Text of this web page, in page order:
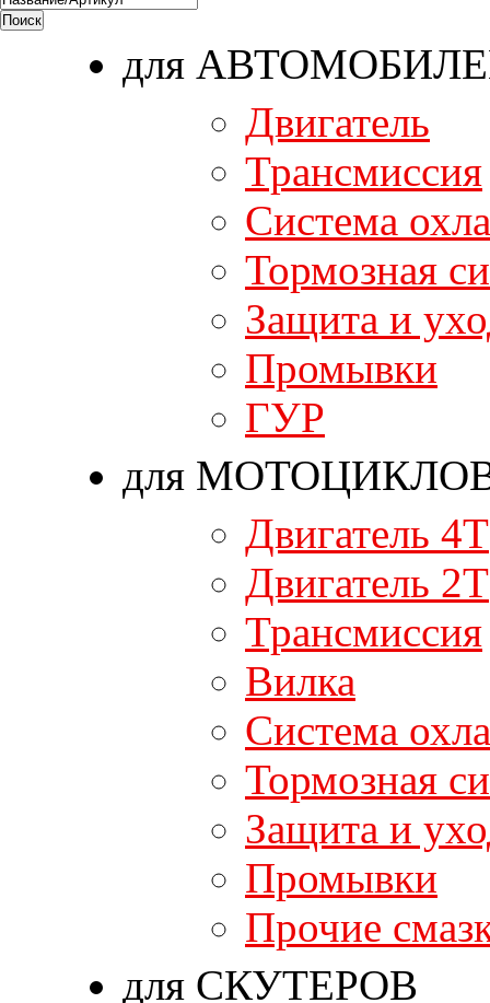
для
Двигатель
Трансмиссия
Система
Тормозная
Защита и
Промывки
ГУР
для
Двигатель 4T
Двигатель 2T
Трансмиссия
Вилка
Система
Тормозная
Защита и
Промывки
Прочие
для СКУТЕРОВ